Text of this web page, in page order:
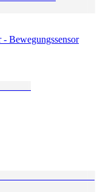
Bewegungssensor